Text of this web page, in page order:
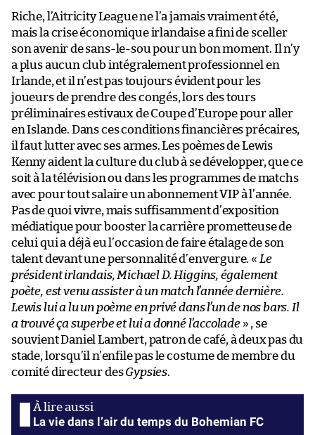
Riche, l’Aitricity League ne l’a jamais vraiment été,
mais la crise économique irlandaise a fini de sceller
son avenir de sans-le-sou pour un bon moment. Il n’y
a plus aucun club intégralement professionnel en
Irlande, et il n’est pas toujours évident pour les
joueurs de prendre des congés, lors des tours
préliminaires estivaux de Coupe d’Europe pour aller
en Islande. Dans ces conditions financières précaires,
il faut lutter avec ses armes. Les poèmes de Lewis
Kenny aident la culture du club à se développer, que ce
soit à la télévision ou dans les programmes de matchs
avec pour tout salaire un abonnement VIP à l’année.
Pas de quoi vivre, mais suffisamment d’exposition
médiatique pour booster la carrière prometteuse de
celui qui a déjà eu l’occasion de faire étalage de son
talent devant une personnalité d’envergure. « Le
président irlandais, Michael D. Higgins, également
poète, est venu assister à un match l’année dernière.
Lewis lui a lu un poème en privé dans l’un de nos bars. Il
a trouvé ça superbe et lui a donné l’accolade» , se
souvient Daniel Lambert, patron de café, à deux pas du
stade, lorsqu’il n’enfile pas le costume de membre du
comité directeur desGypsies.
La vie dans l’air du temps du Bohemian FC